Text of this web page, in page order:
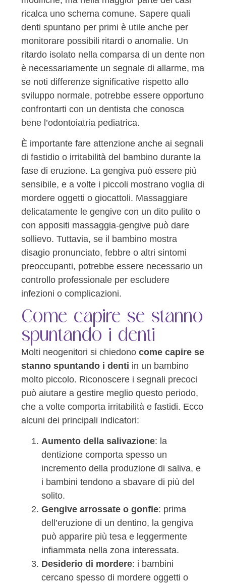
ricalca uno schema comune. Sapere quali
denti spuntano per primi è utile anche per
monitorare possibili ritardi o anomalie. Un
ritardo isolato nella comparsa di un dente non
è necessariamente un segnale di allarme, ma
se noti differenze significative rispetto allo
sviluppo normale, potrebbe essere opportuno
confrontarti con un dentista che conosca
bene l’odontoiatria pediatrica.
È importante fare attenzione anche ai segnali
di fastidio o irritabilità del bambino durante la
fase di eruzione. La gengiva può essere più
sensibile, e a volte i piccoli mostrano voglia di
mordere oggetti o giocattoli. Massaggiare
delicatamente le gengive con un dito pulito o
con appositi massaggia-gengive può dare
sollievo. Tuttavia, se il bambino mostra
disagio pronunciato, febbre o altri sintomi
preoccupanti, potrebbe essere necessario un
controllo professionale per escludere
infezioni o complicazioni.
Come capire se stanno
spuntando i denti
Molti neogenitori si chiedono come capire se
stanno spuntando i denti in un bambino
molto piccolo. Riconoscere i segnali precoci
può aiutare a gestire meglio questo periodo,
che a volte comporta irritabilità e fastidi. Ecco
alcuni dei principali indicatori:
Aumento della salivazione: la
dentizione comporta spesso un
incremento della produzione di saliva, e
i bambini tendono a sbavare di più del
solito.
Gengive arrossate o gonfie: prima
dell’eruzione di un dentino, la gengiva
può apparire più tesa e leggermente
infiammata nella zona interessata.
Desiderio di mordere: i bambini
cercano spesso di mordere oggetti o